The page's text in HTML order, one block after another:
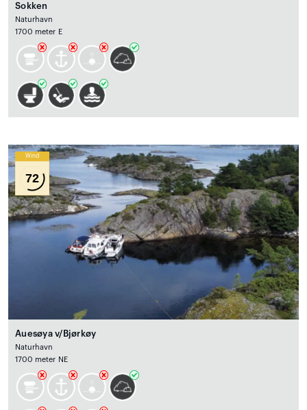
Sokken
Naturhavn
1700 meter E
Wind
72
Auesøya v/Bjørkøy
Naturhavn
1700 meter NE